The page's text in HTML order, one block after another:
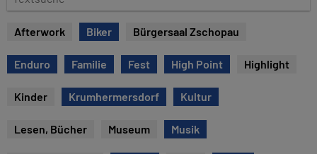
e
s
u
Afterwork Biker Bürgersaal Zschopau
Enduro Familie Fest High Point Highlight
Kinder Krumhermersdorf Kultur
Lesen, Bücher Museum Musik